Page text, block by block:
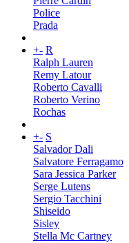
Police
Prada
+- R
Ralph Lauren
Remy Latour
Roberto Cavalli
Roberto Verino
Rochas
+- S
Salvador Dali
Salvatore Ferragamo
Sara Jessica Parker
Serge Lutens
Sergio Tacchini
Shiseido
Sisley
Stella Mc Cartney